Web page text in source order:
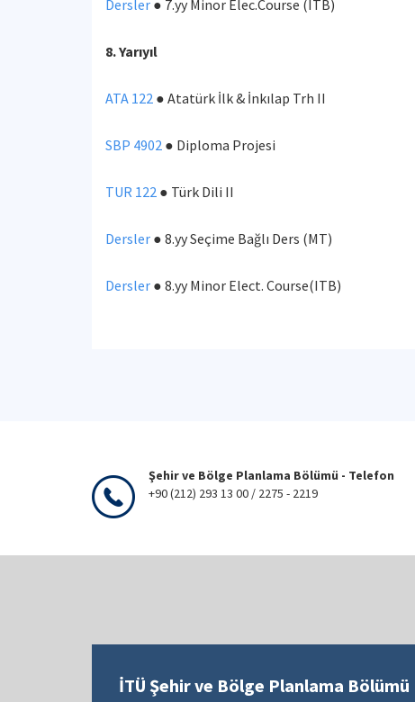
Dersler ● 7.yy Minor Elec.Course (ITB)
8. Yarıyıl
ATA 122 ● Atatürk İlk & İnkılap Trh II
SBP 4902 ● Diploma Projesi
TUR 122 ● Türk Dili II
Dersler ● 8.yy Seçime Bağlı Ders (MT)
Dersler ● 8.yy Minor Elect. Course(ITB)
Şehir ve Bölge Planlama Bölümü - Telefon
+90 (212) 293 13 00 / 2275 - 2219
İTÜ Şehir ve Bölge Planlama Bölümü